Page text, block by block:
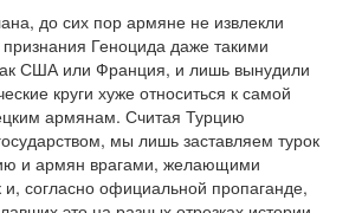
до сих пор армяне не извлекли
признания Геноцида даже такими
США или Франция, и лишь вынудили
круги хуже относиться к самой
армянам. Считая Турцию
мы лишь заставляем турок
и армян врагами, желающими
и, согласно официальной пропаганде,